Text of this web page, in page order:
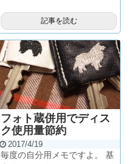
記事を読む
フォト蔵併用でディス
ク使用量節約
2017/4/19
毎度の自分用メモですよ。 基